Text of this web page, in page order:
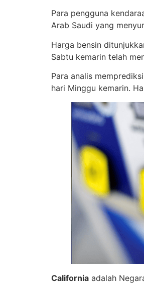
Para pengguna
Arab Saudi yang
Harga bensin
Sabtu kemarin telah
Para analis
hari Minggu kemarin.
California adalah